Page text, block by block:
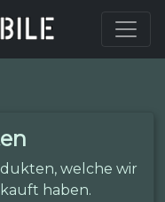
welche wir
haben.